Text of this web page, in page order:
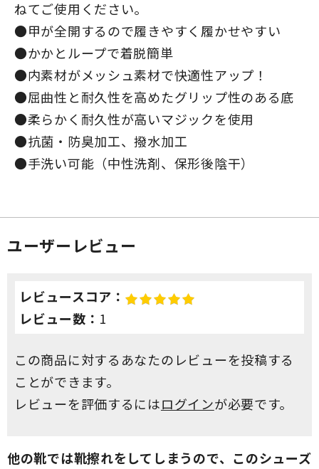
ねてご使用ください。
●甲が全開するので履きやすく履かせやすい
●かかとループで着脱簡単
●内素材がメッシュ素材で快適性アップ！
●屈曲性と耐久性を高めたグリップ性のある底
●柔らかく耐久性が高いマジックを使用
●抗菌・防臭加工、撥水加工
●手洗い可能（中性洗剤、保形後陰干）
ユーザーレビュー
レビュースコア：
レビュー数： 1
この商品に対するあなたのレビューを投稿する
ことができます。
レビューを評価するにはログインが必要です。
他の靴では靴擦れをしてしまうので、このシューズ